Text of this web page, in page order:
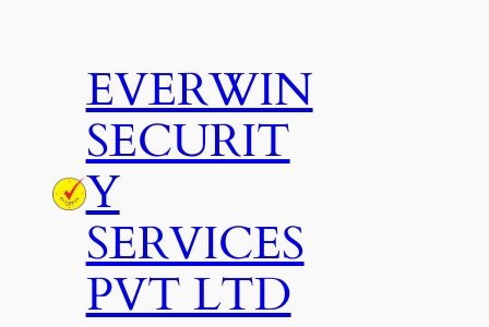
EVERWIN
SECURIT
Y
SERVICES
PVT LTD